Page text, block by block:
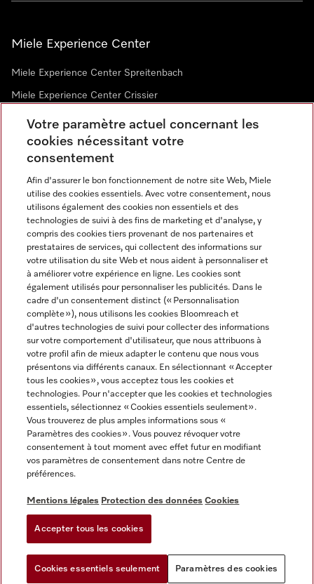
Miele Experience Center
Miele Experience Center Spreitenbach
Miele Experience Center Crissier
Newsletter
Langue
FRANÇAIS
Mentions légales
CGV
Protection des données
Paramètres des cookies
Miele sur Youtube
Votre paramètre actuel concernant les
cookies nécessitant votre
consentement
Afin d'assurer le bon fonctionnement de notre site Web, Miele
utilise des cookies essentiels. Avec votre consentement, nous
utilisons également des cookies non essentiels et des
technologies de suivi à des fins de marketing et d'analyse, y
compris des cookies tiers provenant de nos partenaires et
prestataires de services, qui collectent des informations sur
votre utilisation du site Web et nous aident à personnaliser et
à améliorer votre expérience en ligne. Les cookies sont
également utilisés pour personnaliser les publicités. Dans le
cadre d'un consentement distinct (« Personnalisation
complète »), nous utilisons les cookies Bloomreach et
d'autres technologies de suivi pour collecter des informations
sur votre comportement d'utilisateur, que nous attribuons à
votre profil afin de mieux adapter le contenu que nous vous
présentons via différents canaux. En sélectionnant « Accepter
tous les cookies », vous acceptez tous les cookies et
technologies. Pour n'accepter que les cookies et technologies
essentiels, sélectionnez « Cookies essentiels seulement».
Vous trouverez de plus amples informations sous «
Paramètres des cookies ». Vous pouvez révoquer votre
consentement à tout moment avec effet futur en modifiant
vos paramètres de consentement dans notre Centre de
préférences.
Mentions légales Protection des données Cookies
Accepter tous les cookies
Cookies essentiels seulement Paramètres des cookies